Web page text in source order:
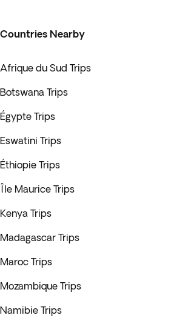
Countries Nearby
Afrique du Sud Trips
Botswana Trips
Égypte Trips
Eswatini Trips
Éthiopie Trips
Île Maurice Trips
Kenya Trips
Madagascar Trips
Maroc Trips
Mozambique Trips
Namibie Trips